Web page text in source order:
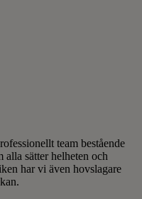
team bestående
alla sätter helheten och
har vi även hovslagare